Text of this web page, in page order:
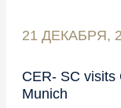
21 ДЕКАБРЯ,
CER- SC visits
Munich